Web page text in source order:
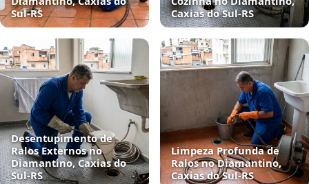
Sul‑RS
Caxias do Sul‑RS
Desentupimento de
Ralos Externos no
Diamantino, Caxias do
Sul‑RS
Limpeza Profunda de
Ralos no Diamantino,
Caxias do Sul‑RS